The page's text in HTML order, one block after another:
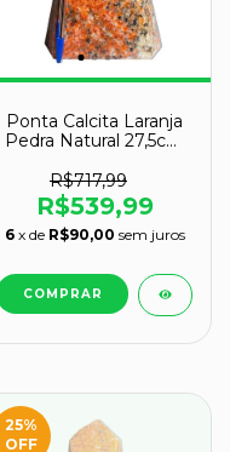
Ponta Calcita Laranja
Pedra Natural 27,5cm
R$717,99
R$539,99
6 x de R$90,00 sem juros
25%
OFF